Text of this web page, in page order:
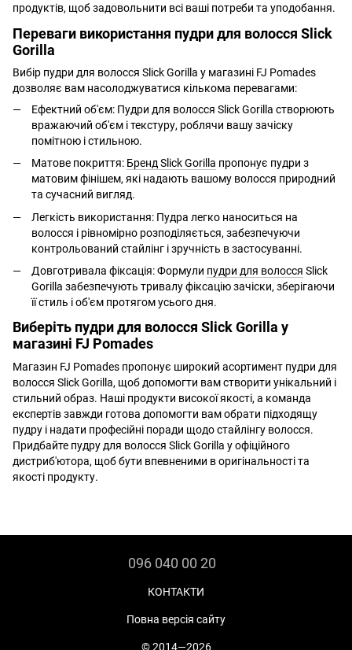
продуктів, щоб задовольнити всі ваші потреби та уподобання.
Переваги використання пудри для волосся Slick
Gorilla
Вибір пудри для волосся Slick Gorilla у магазині FJ Pomades
дозволяє вам насолоджуватися кількома перевагами:
Ефектний об'єм: Пудри для волосся Slick Gorilla створюють
вражаючий об'єм і текстуру, роблячи вашу зачіску
помітною і стильною.
Матове покриття: Бренд Slick Gorilla пропонує пудри з
матовим фінішем, які надають вашому волосся природний
та сучасний вигляд.
Легкість використання: Пудра легко наноситься на
волосся і рівномірно розподіляється, забезпечуючи
контрольований стайлінг і зручність в застосуванні.
Довготривала фіксація: Формули пудри для волосся Slick
Gorilla забезпечують тривалу фіксацію зачіски, зберігаючи
її стиль і об'єм протягом усього дня.
Виберіть пудри для волосся Slick Gorilla у
магазині FJ Pomades
Магазин FJ Pomades пропонує широкий асортимент пудри для
волосся Slick Gorilla, щоб допомогти вам створити унікальний і
стильний образ. Наші продукти високої якості, а команда
експертів завжди готова допомогти вам обрати підходящу
пудру і надати професійні поради щодо стайлінгу волосся.
Придбайте пудру для волосся Slick Gorilla у офіційного
дистриб'ютора, щоб бути впевненими в оригінальності та
якості продукту.
096 040 00 20
КОНТАКТИ
Повна версія сайту
© 2014—2026